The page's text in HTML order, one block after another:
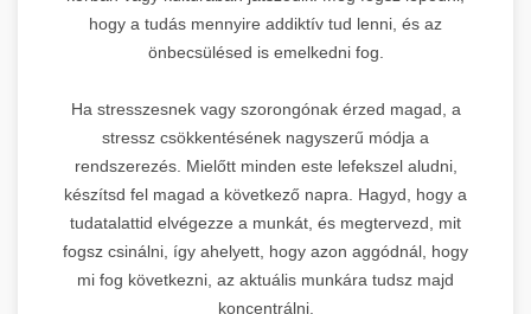
hogy a tudás mennyire addiktív tud lenni, és az
önbecsülésed is emelkedni fog.
Ha stresszesnek vagy szorongónak érzed magad, a
stressz csökkentésének nagyszerű módja a
rendszerezés. Mielőtt minden este lefekszel aludni,
készítsd fel magad a következő napra. Hagyd, hogy a
tudatalattid elvégezze a munkát, és megtervezd, mit
fogsz csinálni, így ahelyett, hogy azon aggódnál, hogy
mi fog következni, az aktuális munkára tudsz majd
koncentrálni.